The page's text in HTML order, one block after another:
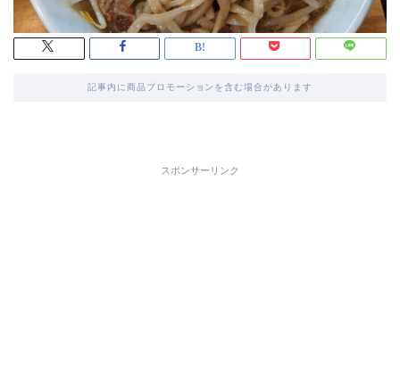
記事内に商品プロモーションを含む場合があります
スポンサーリンク